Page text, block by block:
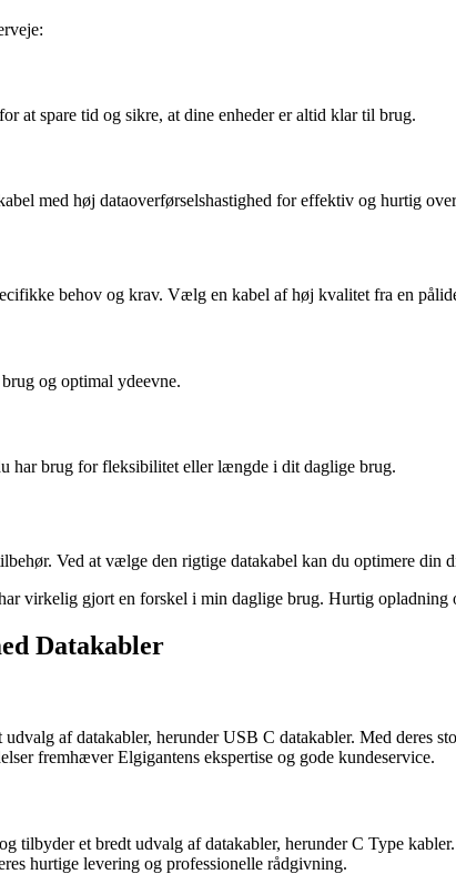
at spare tid og sikre, at dine enheder er altid klar til brug.
med høj dataoverførselshastighed for effektiv og hurtig
behov og krav. Vælg en kabel af høj kvalitet fra en
og optimal ydeevne.
har brug for fleksibilitet eller længde i dit daglige brug.
Ved at vælge den rigtige datakabel kan du optimere
virkelig gjort en forskel i min daglige brug. Hurtig
Datakabler
af datakabler, herunder USB C datakabler. Med deres
fremhæver Elgigantens ekspertise og gode kundeservice.
tilbyder et bredt udvalg af datakabler, herunder C Type
hurtige levering og professionelle rådgivning.